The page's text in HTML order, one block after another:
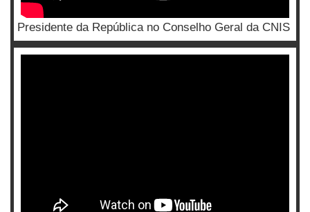
Presidente da República no Conselho Geral da CNIS